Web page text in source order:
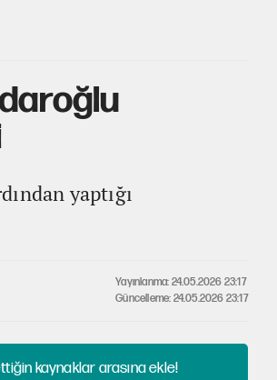
yaptığı
Yayınlanma: 24.05.2026 23:17
Güncelleme: 24.05.2026 23:17
kaynaklar arasına ekle!